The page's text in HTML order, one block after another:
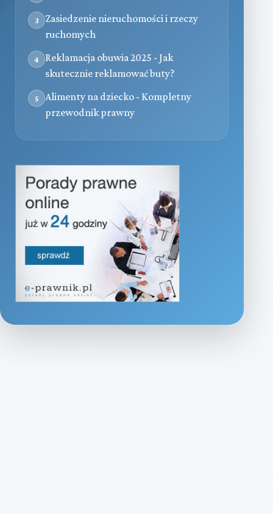
3
Zasiedzenie nieruchomości i rzeczy
ruchomych
4
Reklamacja obuwia 2025 - Jak
skutecznie reklamować buty?
5
Alimenty na dziecko - Kompletny
przewodnik prawny